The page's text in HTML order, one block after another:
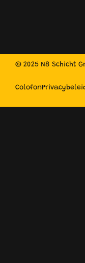
© 2025 N8 Schicht
Colofon